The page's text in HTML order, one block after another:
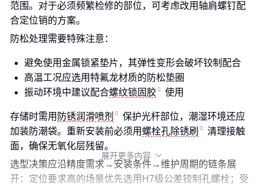
范围。对于必须频繁检修的部位，可考虑改用轴肩螺钉配
合定位销的方案。
防松处理需要特殊注意：
避免使用金属锁紧垫片，其弹性变形会破坏铰制配合
高温工况应选用特氟龙材质的防松垫圈
振动环境中建议配合螺纹锁固胶 使用
存储时需用 防锈润滑喷剂
保护光杆部位，潮湿环境还应
加装防潮袋。重新安装前必须用 螺栓孔除锈刷
清理接触
面，确保无氧化层残留。
选型决策应沿精度需求→安装条件→维护周期的链条展
开：定位要求高的场景优先选用H7级公差铰制孔螺栓；受
展开更多内容 